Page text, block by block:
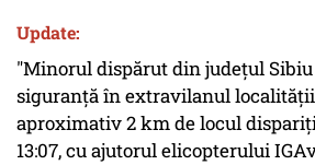
Update:
"Minorul dispărut din județul
siguranță în extravilanul localității
aproximativ 2 km de locul
13:07, cu ajutorul elicopterului